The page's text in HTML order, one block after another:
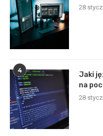
28
4
Jaki
na
28